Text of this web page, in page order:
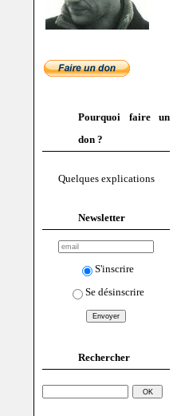
Pourquoi faire un
don ?
Quelques explications
Newsletter
S'inscrire
Se désinscrire
Rechercher